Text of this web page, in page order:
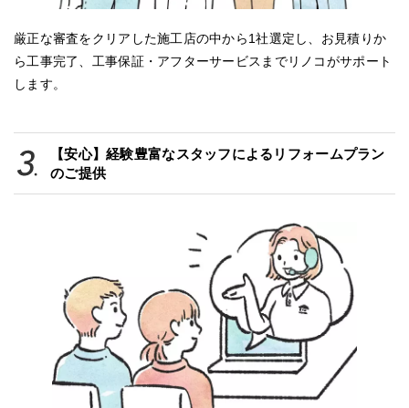
厳正な審査をクリアした施工店の中から1社選定し、お見積りか
ら工事完了、工事保証・アフターサービスまでリノコがサポート
します。
【安心】経験豊富なスタッフによるリフォームプラン
のご提供